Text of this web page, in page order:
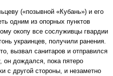
(«позывной «Кубань») и его
одним из опорных пунктов
окопу все сослуживцы гвардии
украинцев, получили ранения.
вызвал санитаров и отправился
он дождался, пока пятеро
с другой стороны, и незаметно